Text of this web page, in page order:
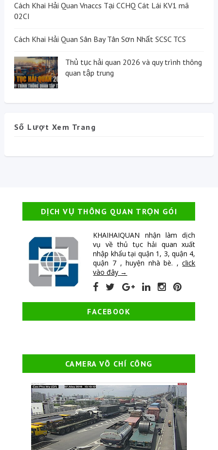
Cách Khai Hải Quan Vnaccs Tại CCHQ Cát Lái KV1 mã
02CI
Cách Khai Hải Quan Sân Bay Tân Sơn Nhất SCSC TCS
Thủ tục hải quan 2026 và quy trình thông
quan tập trung
Số Lượt Xem Trang
DỊCH VỤ THÔNG QUAN TRỌN GÓI
KHAIHAIQUAN nhận làm dịch
vụ về thủ tục hải quan xuất
nhập khẩu tại quận 1, 3, quận 4,
quận 7 , huyện nhà bè. ,click
vào đây →
FACEBOOK
CAMERA VÕ CHÍ CÔNG